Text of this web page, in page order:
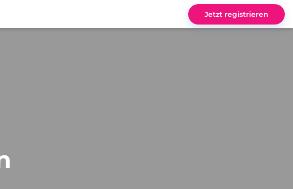
Jetzt registrieren